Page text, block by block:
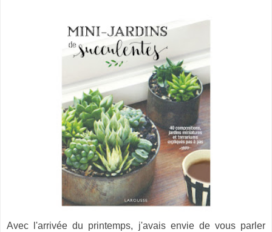
Avec l'arrivée du printemps, j'avais envie de vous parler